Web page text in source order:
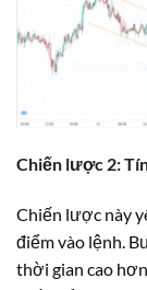
Chiến lược 2:
Chiến lược này
điểm vào lệnh.
thời gian cao